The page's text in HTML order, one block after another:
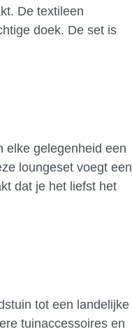
De textileen
doek. De set is
elke gelegenheid een
loungeset voegt een
dat je het liefst het
tot een landelijke
tuinaccessoires en